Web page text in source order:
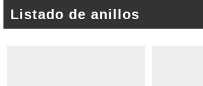
Listado de anillos